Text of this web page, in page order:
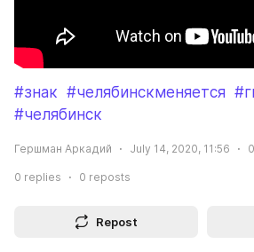
#знак #челябинскменяется
#челябинск
Гершман Аркадий July 14, 2020, 11:56 0
0 replies 0 reposts
Repost